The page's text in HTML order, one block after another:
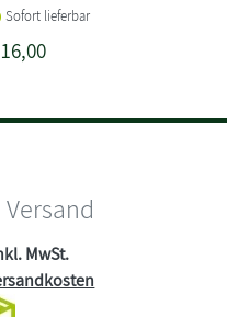
Sofort lieferbar
MwSt.